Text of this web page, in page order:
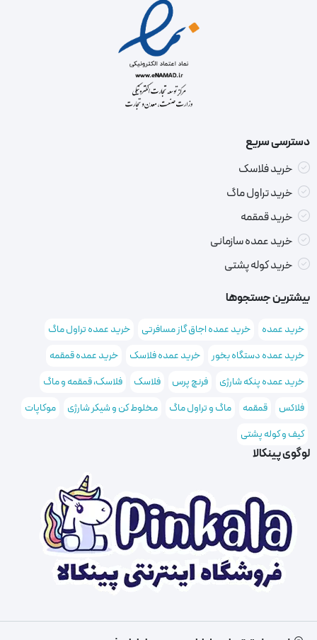
دسترسی سریع
خرید فلاسک
خرید تراول ماگ
خرید قمقمه
خرید عمده سازمانی
خرید کوله پشتی
بیشترین جستجوها
خرید عمده خرید عمده اجاق گاز مسافرتی
خرید عمده تراول ماگ
خرید عمده دستگاه بخور
خرید عمده فلاسک
خرید عمده قمقمه
خرید عمده پنکه شارژی
فرنچ پرس فلاسک
فلاسک، قمقمه و ماگ
فلاکس
قمقمه ماگ و تراول ماگ مخلوط کن و شیکر شارژی
موکاپات
کیف و کوله پشتی
لوگوی پینکالا